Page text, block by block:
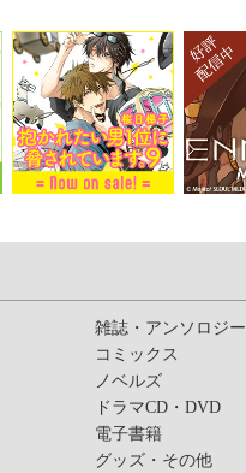
雑誌・アンソロジー
コミックス
ノベルズ
ドラマCD・DVD
電子書籍
グッズ・その他